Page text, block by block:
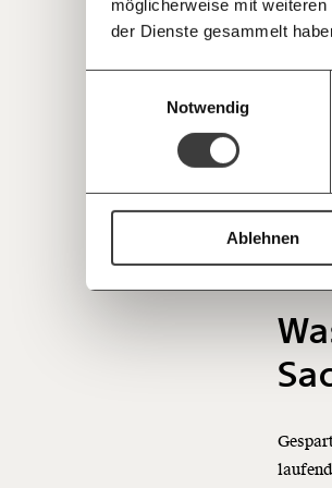
möglicherweise mit
der Dienste gesammelt
Notwendig
Ablehnen
Deine Spende absetzen:Fragen und
Kultur,